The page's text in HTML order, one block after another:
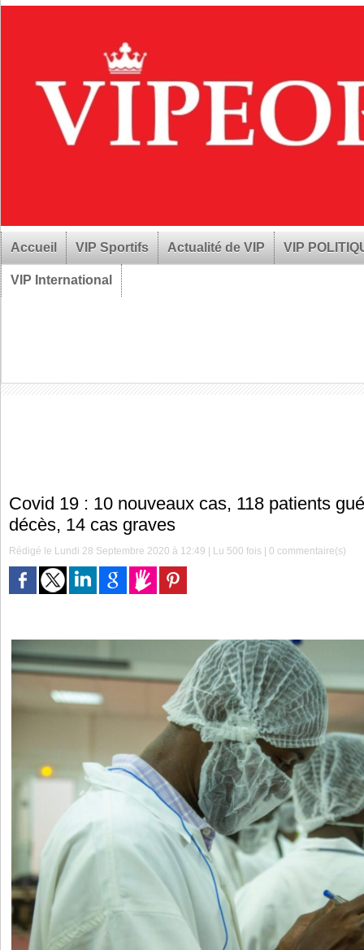
Accueil VIP Sportifs Actualité de VIP VIP
VIP International
Covid 19 : 10 nouveaux cas, 118 patients
décès, 14 cas graves
Rédigé le Lundi 28 Septembre 2020 à 12:49 | Lu 500 fois |0 commentaire(s)